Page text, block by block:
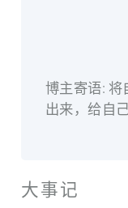
博主寄语: 将
出来，给自
大事记